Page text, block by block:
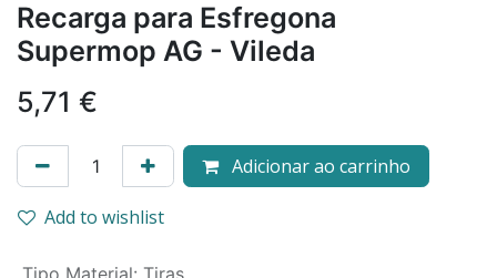
Recarga para Esfregona
Supermop AG - Vileda
5,71 €
Adicionar ao carrinho
Add to wishlist
Tipo Material: Tiras